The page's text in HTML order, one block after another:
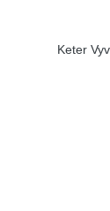
Keter